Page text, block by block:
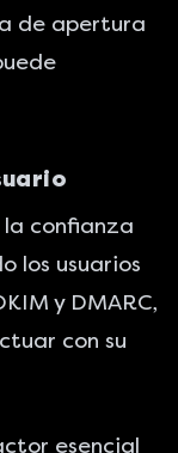
de apertura
confianza
los usuarios
y DMARC,
con su
esencial